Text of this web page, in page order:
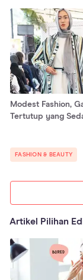
Modest Fashion,
Tertutup yang
FASHION & BEAUTY
Artikel Pilihan